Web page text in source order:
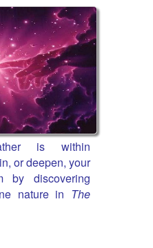
is within
or deepen, your
by discovering
nature in The